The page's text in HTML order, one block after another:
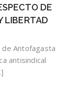
DE
LIBERTAD
de Antofagasta
antisindical